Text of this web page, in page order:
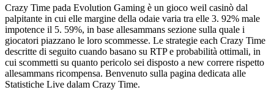
Crazy Time pada Evolution Gaming è un gioco weil casinò dal
palpitante in cui elle margine della odaie varia tra elle 3. 92% male
impotence il 5. 59%, in base allesammans sezione sulla quale i
giocatori piazzano le loro scommesse. Le strategie each Crazy Time
descritte di seguito cuando basano su RTP e probabilità ottimali, in
cui scommetti su quanto pericolo sei disposto a new correre rispetto
allesammans ricompensa. Benvenuto sulla pagina dedicata alle
Statistiche Live dalam Crazy Time.